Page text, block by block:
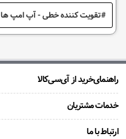
تقویت کننده خطی - آپ امپ ها
راهنمای‌خرید از آی‌سی‌کالا
خدمات مشتریان
ارتباط با ما